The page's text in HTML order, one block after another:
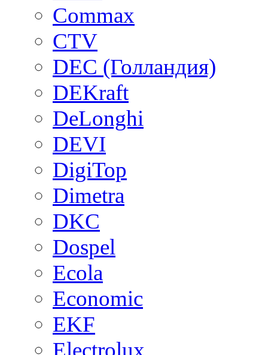
Commax
CTV
DEC (Голландия)
DEKraft
DeLonghi
DEVI
DigiTop
Dimetra
DKC
Dospel
Ecola
Economic
EKF
Electrolux